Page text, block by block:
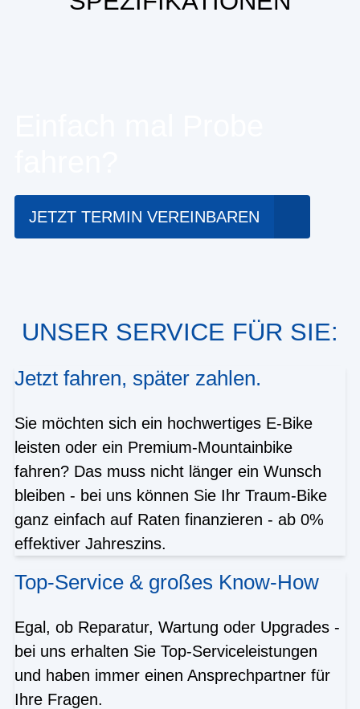
JETZT TERMIN VEREINBAREN
UNSER SERVICE FÜR SIE:
Jetzt fahren, später zahlen.
Sie möchten sich ein hochwertiges E-Bike
leisten oder ein Premium-Mountainbike
fahren? Das muss nicht länger ein Wunsch
bleiben - bei uns können Sie Ihr Traum-Bike
ganz einfach auf Raten finanzieren - ab 0%
effektiver Jahreszins.
Top-Service & großes Know-How
Egal, ob Reparatur, Wartung oder Upgrades -
bei uns erhalten Sie Top-Serviceleistungen
und haben immer einen Ansprechpartner für
Ihre Fragen.